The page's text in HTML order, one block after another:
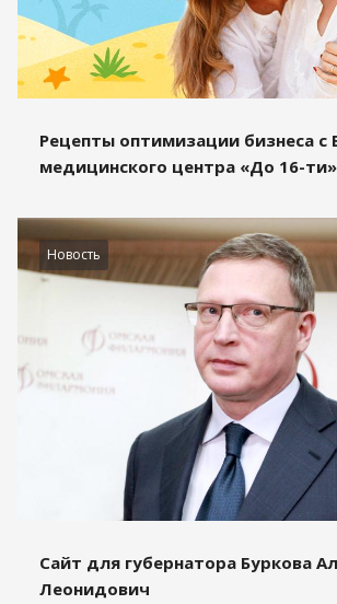
Рецепты оптимизации бизнеса с
медицинского центра «До 16-ти»
Новость
Сайт для губернатора Буркова
Леонидович